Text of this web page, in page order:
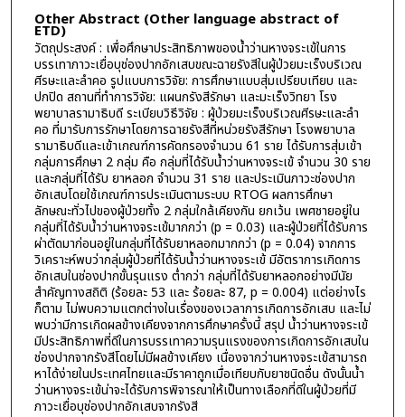
Other Abstract (Other language abstract of
ETD)
วัตถุประสงค์ : เพื่อศึกษาประสิทธิภาพของน้ำว่านหางจระเข้ในการ
บรรเทาภาวะเยื่อบุช่องปากอักเสบขณะฉายรังสีในผู้ป่วยมะเร็งบริเวณ
ศีรษะและลำคอ รูปแบบการวิจัย: การศึกษาแบบสุ่มเปรียบเทียบ และ
ปกปิด สถานที่ทำการวิจัย: แผนกรังสีรักษา และมะเร็งวิทยา โรง
พยาบาลรามาธิบดี ระเบียบวิธีวิจัย : ผู้ป่วยมะเร็งบริเวณศีรษะและลำ
คอ ที่มารับการรักษาโดยการฉายรังสีที่หน่วยรังสีรักษา โรงพยาบาล
รามาธิบดีและเข้าเกณฑ์การคัดกรองจำนวน 61 ราย ได้รับการสุ่มเข้า
กลุ่มการศึกษา 2 กลุ่ม คือ กลุ่มที่ได้รับน้ำว่านหางจระเข้ จำนวน 30 ราย
และกลุ่มที่ได้รับ ยาหลอก จำนวน 31 ราย และประเมินภาวะช่องปาก
อักเสบโดยใช้เกณฑ์การประเมินตามระบบ RTOG ผลการศึกษา
ลักษณะทั่วไปของผู้ป่วยทั้ง 2 กลุ่มใกล้เคียงกัน ยกเว้น เพศชายอยู่ใน
กลุ่มที่ได้รับน้ำว่านหางจระเข้มากกว่า (p = 0.03) และผู้ป่วยที่ได้รับการ
ผ่าตัดมาก่อนอยู่ในกลุ่มที่ได้รับยาหลอกมากกว่า (p = 0.04) จากการ
วิเคราะห์พบว่ากลุ่มผู้ป่วยที่ได้รับน้ำว่านหางจระเข้ มีอัตราการเกิดการ
อักเสบในช่องปากขั้นรุนแรง ต่ำกว่า กลุ่มที่ได้รับยาหลอกอย่างมีนัย
สำคัญทางสถิติ (ร้อยละ 53 และ ร้อยละ 87, p = 0.004) แต่อย่างไร
ก็ตาม ไม่พบความแตกต่างในเรื่องของเวลาการเกิดการอักเสบ และไม่
พบว่ามีการเกิดผลข้างเคียงจากการศึกษาครั้งนี้ สรุป น้ำว่านหางจระเข้
มีประสิทธิภาพที่ดีในการบรรเทาความรุนแรงของการเกิดการอักเสบใน
ช่องปากจากรังสีโดยไม่มีผลข้างเคียง เนื่องจากว่านหางจระเข้สามารถ
หาได้ง่ายในประเทศไทยและมีราคาถูกเมื่อเทียบกับยาชนิดอื่น ดังนั้นน้ำ
ว่านหางจระเข้น่าจะได้รับการพิจารณาให้เป็นทางเลือกที่ดีในผู้ป่วยที่มี
ภาวะเยื่อบุช่องปากอักเสบจากรังสี